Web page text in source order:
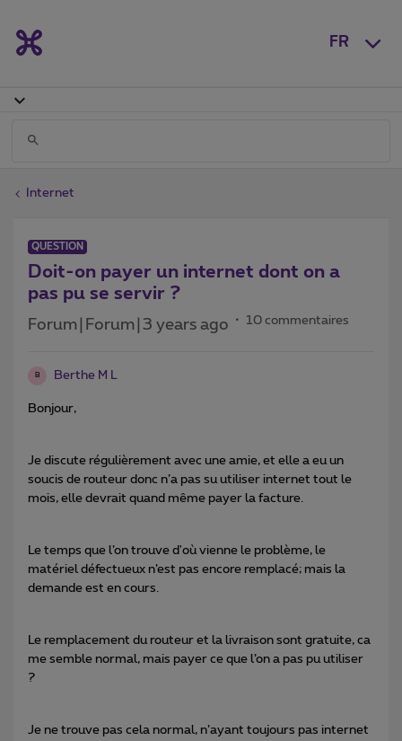
FR
Internet
QUESTION
Doit-on payer un internet dont on a
pas pu se servir ?
Forum|Forum|3 years ago 10 commentaires
B Berthe M L
Bonjour,
Je discute régulièrement avec une amie, et elle a eu un
soucis de routeur donc n’a pas su utiliser internet tout le
mois, elle devrait quand même payer la facture.
Le temps que l’on trouve d'où vienne le problème, le
matériel défectueux n’est pas encore remplacé; mais la
demande est en cours.
Le remplacement du routeur et la livraison sont gratuite, ca
me semble normal, mais payer ce que l’on a pas pu utiliser
?
Je ne trouve pas cela normal, n’ayant toujours pas internet